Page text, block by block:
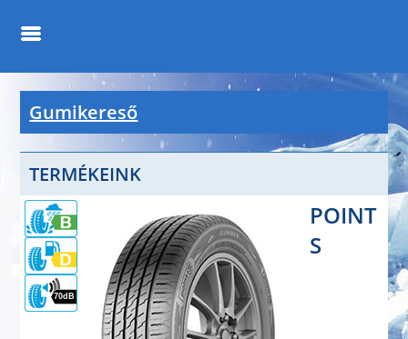
Gumikereső
TERMÉKEINK
70dB
POINT
S